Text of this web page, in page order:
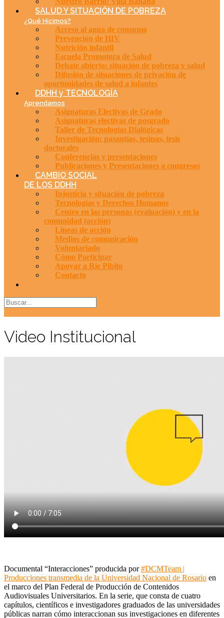
SALUD Y SITUACIÓN DE POBREZA
¿Qué Hicimos?
Acceso al agua de consumo
Prevención de HIV
Nutrición infantil
Escuela Promotora de Salud
Debate abierto: situación de pobreza y salud
Difusión de situaciones de privación de
oportunidades de salud a infantes
DDHH y TECNOLOGÍA
Aprendamos
Asignaturas Electivas de Grado
Asignaturas electivas de posgrado
Taller de Tecnologías Dialógicas
Investigación: pasantías, tesinas, tesis
doctorales
Conferencias y presentaciones
Publicaciones y Presentaciones a congresos
CAMBIO SOCIAL
DE LOS DDHH
Injusticia y situación de pobreza
Tecnologías y Derechos Humanos
Centro en las personas (evaluación) y en la
comunidad (acción)
Líneas de acción
Medios de comunicación
Voluntariado
Cómo Participar
Apoyar a Ríe Pibito
Contacto
Video Institucional
Documental “Interacciones” producida por#DCMTeam |
Producciones transmedia de la Universidad Nacional de Rosario en
el marco del Plan Federal de Producción de Contenidos
Audiovisuales Universitarios. En la serie, que consta de cuatro
capítulos, científicos e investigadores graduados de las universidades
públicas narran cómo interaccionan sus investigaciones en diferentes